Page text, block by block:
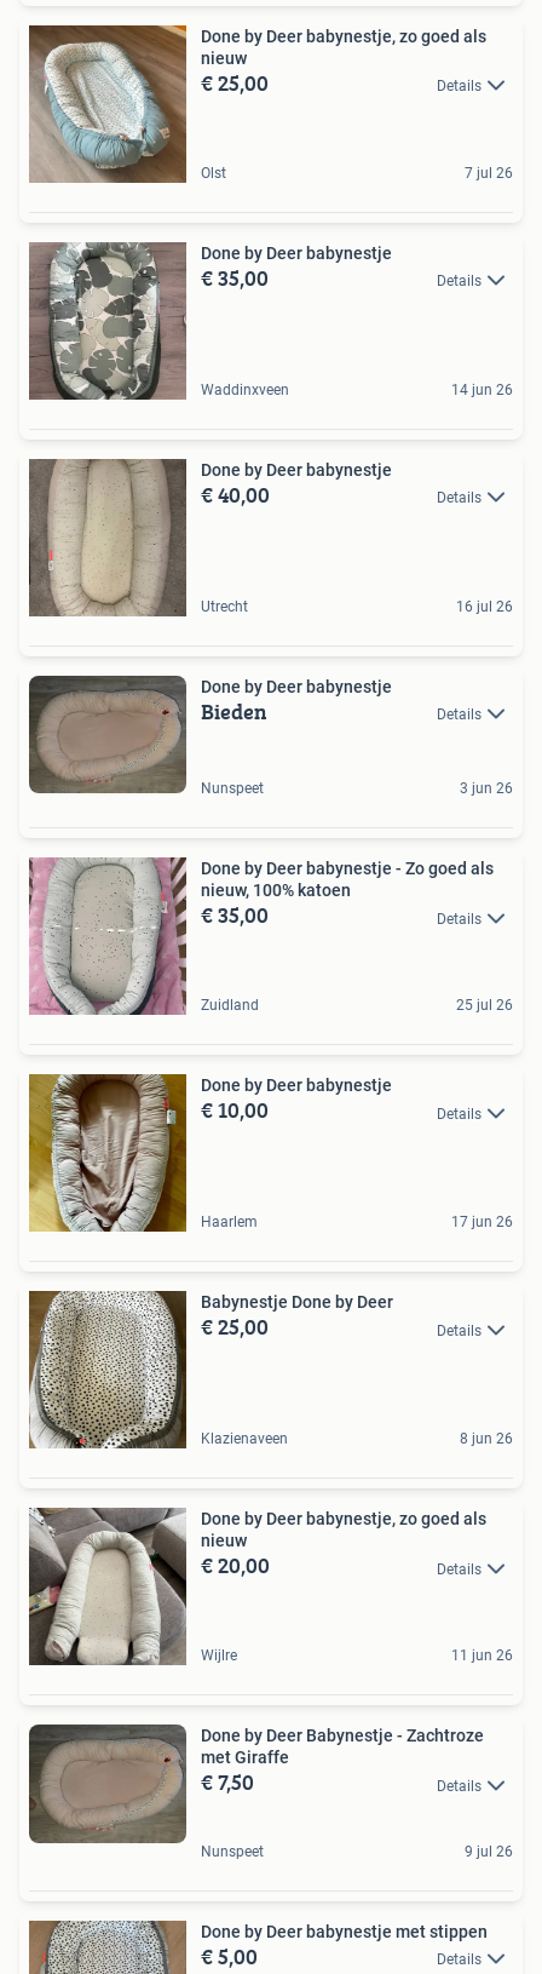
Done by Deer babynestje, zo goed als
nieuw
€ 25,00 Details
Olst 7 jul 26
Done by Deer babynestje
€ 35,00 Details
Waddinxveen 14 jun 26
Done by Deer babynestje
€ 40,00 Details
Utrecht 16 jul 26
Done by Deer babynestje
Bieden Details
Nunspeet 3 jun 26
Done by Deer babynestje - Zo goed als
nieuw, 100% katoen
€ 35,00 Details
Zuidland 25 jul 26
Done by Deer babynestje
€ 10,00 Details
Haarlem 17 jun 26
Babynestje Done by Deer
€ 25,00 Details
Klazienaveen 8 jun 26
Done by Deer babynestje, zo goed als
nieuw
€ 20,00 Details
Wijlre 11 jun 26
Done by Deer Babynestje - Zachtroze
met Giraffe
€ 7,50 Details
Nunspeet 9 jul 26
Done by Deer babynestje met stippen
€ 5,00 Details